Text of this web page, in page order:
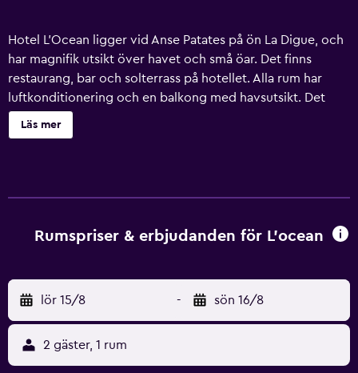
Hotel L'Ocean ligger vid Anse Patates på ön La Digue, och
har magnifik utsikt över havet och små öar. Det finns
restaurang, bar och solterrass på hotellet. Alla rum har
luftkonditionering och en balkong med havsutsikt. Det
egna badrummet har dusch och gratis badprodukter.
Hotellet erbjuder bagageförvaring, cykeluthyrning och
Läs mer
Rumspriser & erbjudanden för L'ocean
lör 15/8 - sön 16/8
2 gäster, 1 rum